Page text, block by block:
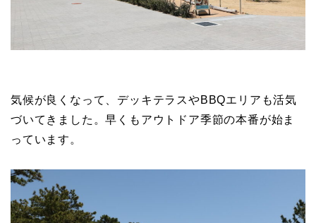
気候が良くなって、デッキテラスやBBQエリアも活気
づいてきました。早くもアウトドア季節の本番が始ま
っています。